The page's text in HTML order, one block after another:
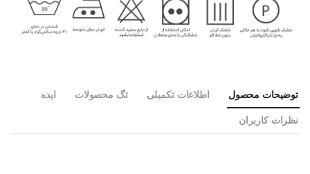
توضیحات محصول اطلاعات تکمیلی تگ محصولات ایده
نظرات کاربران